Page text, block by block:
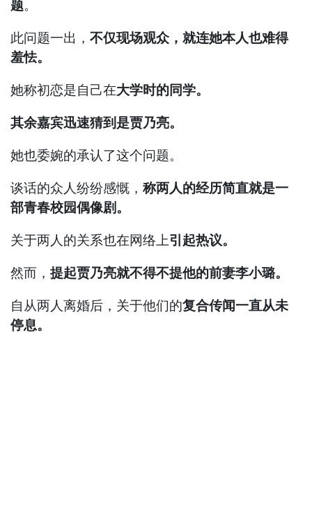
题。
此问题一出，不仅现场观众，就连她本人也难得
羞怯。
她称初恋是自己在大学时的同学。
其余嘉宾迅速猜到是贾乃亮。
她也委婉的承认了这个问题。
谈话的众人纷纷感慨，称两人的经历简直就是一
部青春校园偶像剧。
关于两人的关系也在网络上引起热议。
然而，提起贾乃亮就不得不提他的前妻李小璐。
自从两人离婚后，关于他们的复合传闻一直从未
停息。